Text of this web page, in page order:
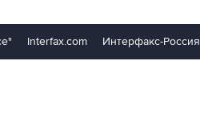
Interfax.com Интерфакс-Россия